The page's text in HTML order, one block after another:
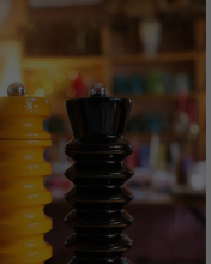
AL CARRITO